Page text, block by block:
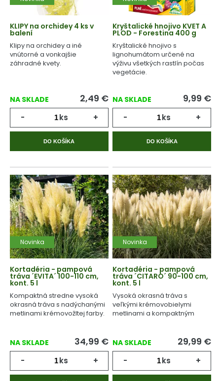
KLIPY na orchidey 4 ks v
balení
Klipy na orchidey a iné
vnútorné a vonkajšie
záhradné kvety.
NA SKLADE 2,49 €
- ks +
DO KOŠÍKA
Kryštalické hnojivo KVET A
PLOD - Forestina 400 g
Kryštalické hnojivo s
lignohumátom určené na
výživu všetkých rastlín počas
vegetácie.
NA SKLADE 9,99 €
- ks +
DO KOŠÍKA
Novinka
Kortadéria - pampová
tráva ´EVITA´ 100-110 cm,
kont. 5 l
Kompaktná stredne vysoká
okrasná tráva s nadýchanými
metlinami krémovožltej farby.
NA SKLADE 34,99 €
- ks +
Novinka
Kortadéria - pampová
tráva ´CITARO´ 90-100 cm,
kont. 5 l
Vysoká okrasná tráva s
veľkými krémovobielymi
metlinami a kompaktným
NA SKLADE 29,99 €
- ks +